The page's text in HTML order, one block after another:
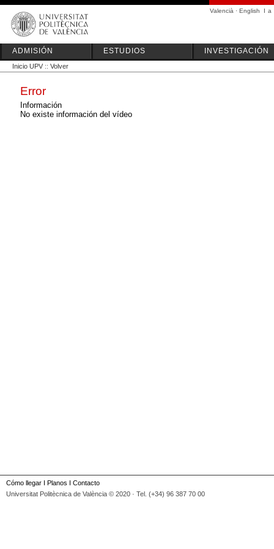
Valencià · English I a
ADMISIÓN ESTUDIOS INVESTIGACIÓN
Inicio UPV :: Volver
Error
Información
No existe información del vídeo
Cómo llegar I Planos I Contacto
Universitat Politècnica de València © 2020 · Tel. (+34) 96 387 70 00